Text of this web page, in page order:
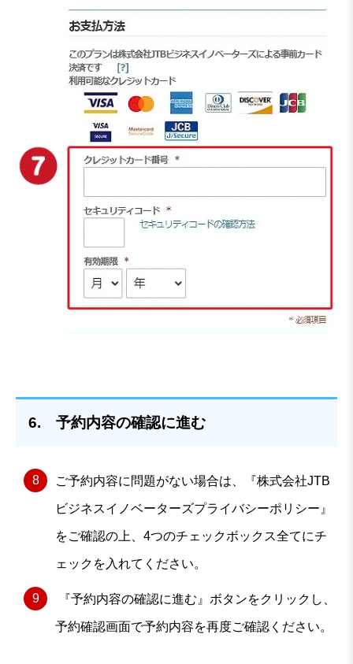
6. 予約内容の確認に進む
ご予約内容に問題がない場合は、『株式会社JTB
ビジネスイノベーターズプライバシーポリシー』
をご確認の上、4つのチェックボックス全てにチ
ェックを入れてください。
『予約内容の確認に進む』ボタンをクリックし、
予約確認画面で予約内容を再度ご確認ください。